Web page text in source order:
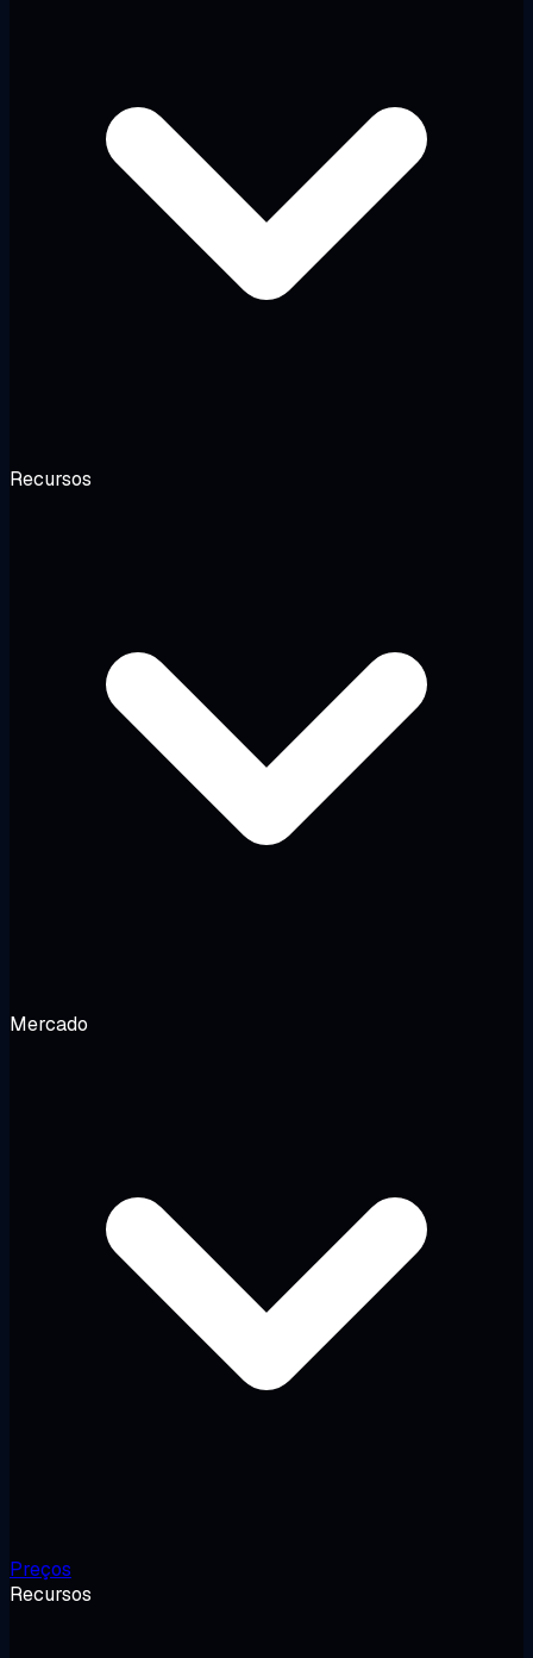
Recursos
Mercado
Preços
Recursos